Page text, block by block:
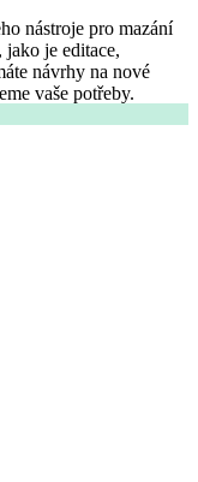
nástroje pro mazání
jako je editace,
návrhy na nové
vaše potřeby.